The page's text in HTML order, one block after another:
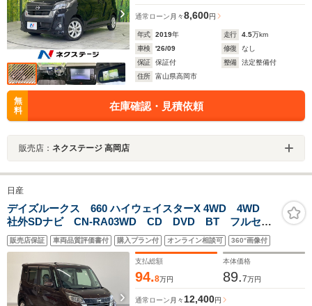
通常ローン 月々8,600円
年式 2019年 走行 4.5万km
車検
'26/09 修復
なし
保証
保証付 整備
法定整備付
住所
富山県高岡市
無
料
在庫確認・見積依頼
販売店： ネクステージ 高岡店
日産
デイズルークス 660 ハイウェイスターX 4WD 4WD
社外SDナビ CN-RA03WD CD DVD BT フルセグ
テレビ SDミュージックサーバー 全方位カメラ
ETC 衝突被害軽減ブレーキ 両側パワースライドドア
販売店保証 車両品質評価書付 購入プラン付 オンライン相談可 360°画像付
支払総額
94.8万円
本体価格
89.7万円
通常ローン 月々12,400円